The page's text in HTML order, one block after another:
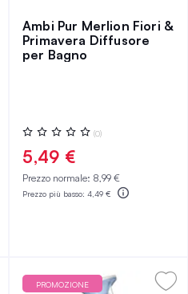
Ambi Pur Merlion Fiori &
Primavera Diffusore
per Bagno
Valutazione:
0%
(0)
5,49 €
Prezzo normale: 8,99 €
Prezzo più basso: 4,49 €
PROMOZIONE